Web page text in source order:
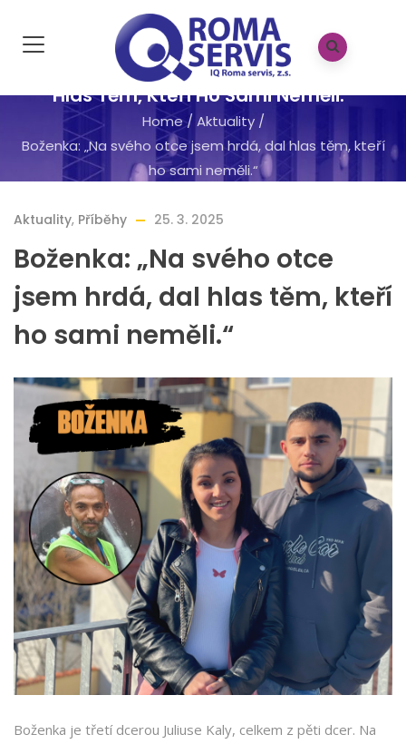
Boženka: „Na Svého Otce Jsem Hrdá, Dal
Hlas Těm, Kteří Ho Sami Neměli.“
Home/ Aktuality/
Boženka: „Na svého otce jsem hrdá, dal hlas těm, kteří
ho sami neměli.“
Aktuality, Příběhy 25. 3. 2025
Boženka: „Na svého otce
jsem hrdá, dal hlas těm, kteří
ho sami neměli.“
Boženka je třetí dcerou Juliuse Kaly, celkem z pěti dcer. Na